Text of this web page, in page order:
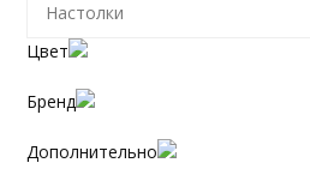
Настолки
Цвет
Бренд
Дополнительно